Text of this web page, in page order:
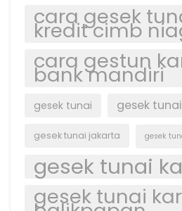
cara gesek
kredit cimb
cara gestun
bank mandiri
gesek tunai gesek
gesek tunai jakarta gesek
gesek tunai
gesek tunai